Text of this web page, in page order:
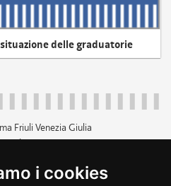
i cookies
delle graduatorie
Friuli Venezia Giulia
p.iva 00526040324
3771111